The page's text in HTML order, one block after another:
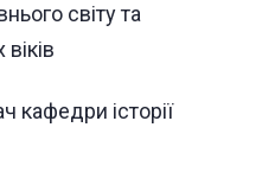
світу та
кафедри історії